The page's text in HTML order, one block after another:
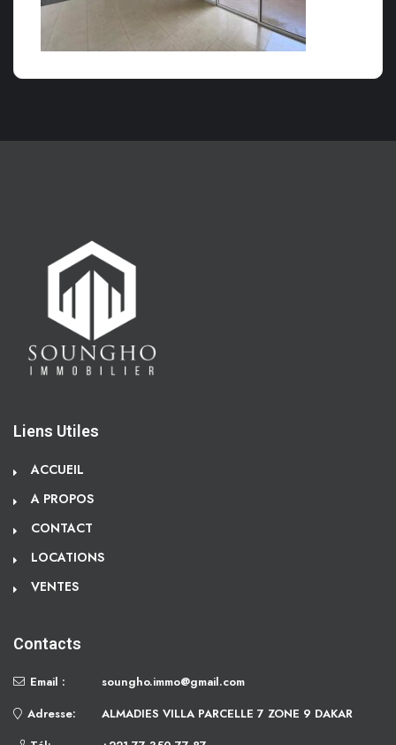
Liens Utiles
ACCUEIL
A PROPOS
CONTACT
LOCATIONS
VENTES
Contacts
Email :
soungho.immo@gmail.com
Adresse:
ALMADIES VILLA PARCELLE 7 ZONE 9 DAKAR